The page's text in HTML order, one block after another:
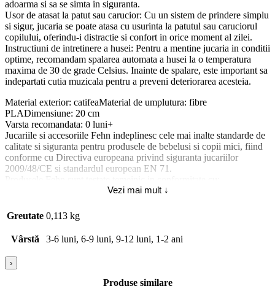
adoarma si sa se simta in siguranta.
Usor de atasat la patut sau carucior: Cu un sistem de prindere simplu
si sigur, jucaria se poate atasa cu usurinta la patutul sau caruciorul
copilului, oferindu-i distractie si confort in orice moment al zilei.
Instructiuni de intretinere a husei: Pentru a mentine jucaria in conditii
optime, recomandam spalarea automata a husei la o temperatura
maxima de 30 de grade Celsius. Inainte de spalare, este important sa
indepartati cutia muzicala pentru a preveni deteriorarea acesteia.
Material exterior: catifeaMaterial de umplutura: fibre
PLADimensiune: 20 cm
Varsta recomandata: 0 luni+
Jucariile si accesoriile Fehn indeplinesc cele mai inalte standarde de
calitate si siguranta pentru produsele de bebelusi si copii mici, fiind
conforme cu Directiva europeana privind siguranta jucariilor
2009/48/CE si standardul european EN 71.
EN 71-2 (Inflamabilitate)
EN 71-3 (Migrarea anumitor elemente)
EN 71-9:2005 (Compusi chimici organici).
Atentie! Nu lasati ambalajele jucariilor/produselor la indemana
copiilor. Indepartati orice ambalaj al jucariei/produsului inainte de a
da jucaria/produsul copilului. Va rugam sa supravegheati copilul in
timp ce se joaca/foloseste acest produs. Pastrati instructiunile si
Vezi mai mult ↓
Greutate 0,113 kg
Vârstă 3-6 luni, 6-9 luni, 9-12 luni, 1-2 ani
›
Produse similare